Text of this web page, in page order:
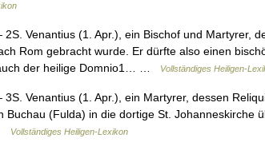
Venantius (1. Apr.), ein Bischof und Martyrer,
Rom gebracht wurde. Er dürfte also einen
der heilige Domnio1… …
Vollständiges Heiligen-
Venantius (1. Apr.), ein Martyrer, dessen
Buchau (Fulda) in die dortige St. Johanneskirche
Vollständiges Heiligen-Lexikon